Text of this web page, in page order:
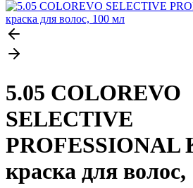
5.05 COLOREVO
SELECTIVE
PROFESSIONAL
краска для